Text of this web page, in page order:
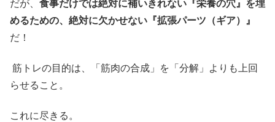
だが、 食事だけでは絶対に補いきれない『栄養の穴』を埋
めるための、絶対に欠かせない『拡張パーツ（ギア）』
だ！
筋トレの目的は、「筋肉の合成」を「分解」よりも上回
らせること。
これに尽きる。